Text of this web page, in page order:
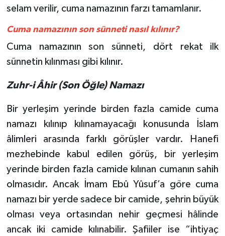
selam verilir, cuma namazının farzı tamamlanır.
Cuma namazının son sünneti nasıl kılınır?
Cuma namazının son sünneti, dört rekat ilk
sünnetin kılınması gibi kılınır.
Zuhr-i Âhir (Son Öğle) Namazı
Bir yerleşim yerinde birden fazla camide cuma
namazı kılınıp kılınamayacağı konusunda İslam
âlimleri arasında farklı görüşler vardır. Hanefi
mezhebinde kabul edilen görüş, bir yerleşim
yerinde birden fazla camide kılınan cumanın sahih
olmasıdır. Ancak İmam Ebû Yûsuf’a göre cuma
namazı bir yerde sadece bir camide, şehrin büyük
olması veya ortasından nehir geçmesi hâlinde
ancak iki camide kılınabilir. Şafiiler ise “ihtiyaç